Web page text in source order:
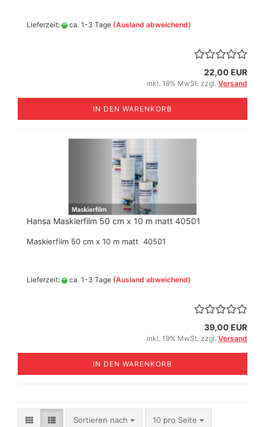
Lieferzeit: ca. 1-3 Tage (Ausland abweichend)
22,00 EUR
inkl. 19% MwSt. zzgl. Versand
IN DEN WARENKORB
Hansa Maskierfilm 50 cm x 10 m matt 40501
Maskierfilm 50 cm x 10 m matt 40501
Lieferzeit: ca. 1-3 Tage (Ausland abweichend)
39,00 EUR
inkl. 19% MwSt. zzgl. Versand
IN DEN WARENKORB
Sortieren nach
Sortieren nach 10 pro Seite
pro Seite